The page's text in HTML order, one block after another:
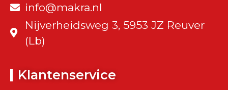
info@makra.nl
Nijverheidsweg 3, 5953 JZ Reuver
(Lb)
Klantenservice